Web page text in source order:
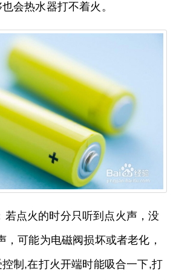
会热水器打不着火。
若点火的时分只听到点火声，没
，可能为电磁阀损坏或者老化，
制,在打火开端时能吸合一下,打